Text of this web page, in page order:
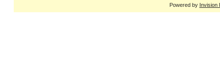
Powered by Invision